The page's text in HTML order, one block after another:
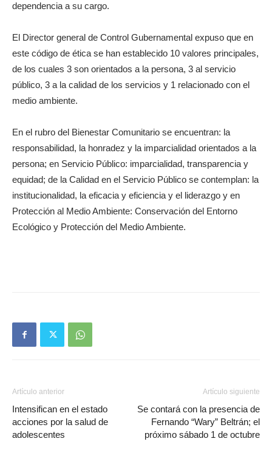
dependencia a su cargo.
El Director general de Control Gubernamental expuso que en
este código de ética se han establecido 10 valores principales,
de los cuales 3 son orientados a la persona, 3 al servicio
público, 3 a la calidad de los servicios y 1 relacionado con el
medio ambiente.
En el rubro del Bienestar Comunitario se encuentran: la
responsabilidad, la honradez y la imparcialidad orientados a la
persona; en Servicio Público: imparcialidad, transparencia y
equidad; de la Calidad en el Servicio Público se contemplan: la
institucionalidad, la eficacia y eficiencia y el liderazgo y en
Protección al Medio Ambiente: Conservación del Entorno
Ecológico y Protección del Medio Ambiente.
Artículo anterior
Intensifican en el estado
acciones por la salud de
adolescentes
Artículo siguiente
Se contará con la presencia de
Fernando “Wary” Beltrán; el
próximo sábado 1 de octubre